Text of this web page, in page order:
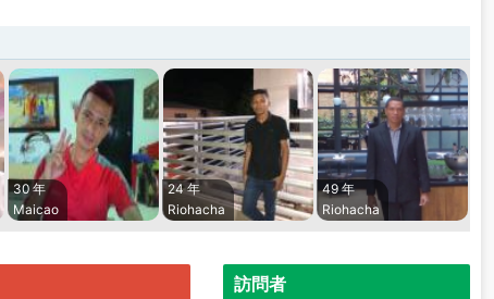
30 年
Maicao
24 年
Riohacha
49 年
Riohacha
訪問者